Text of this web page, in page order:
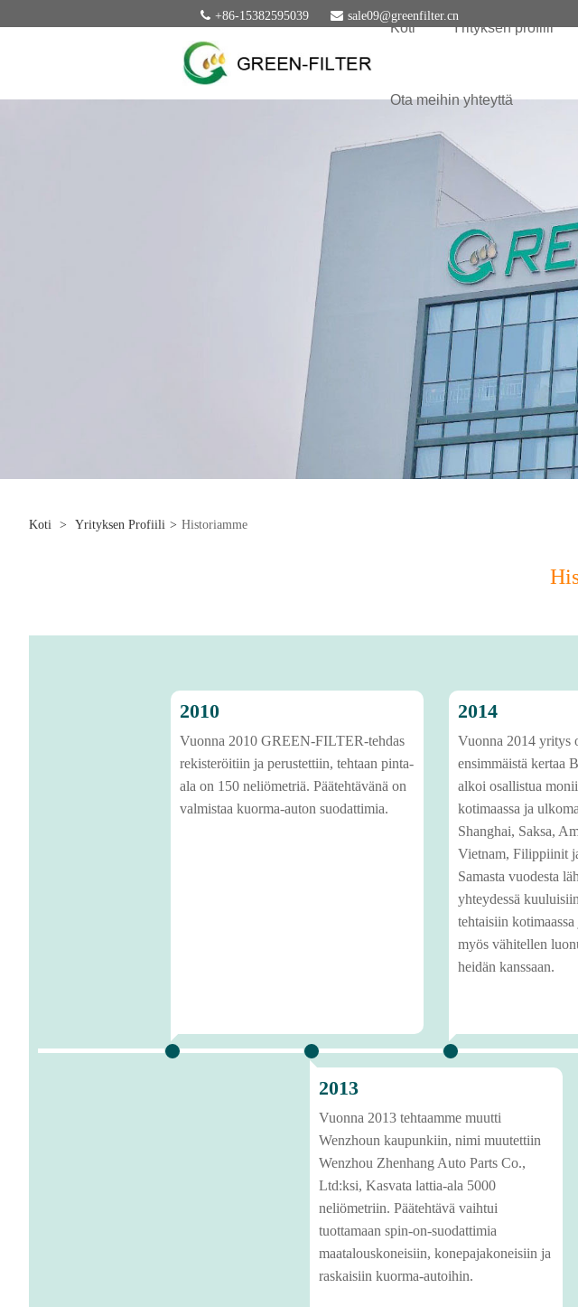
+86-15382595039 sale09@greenfilter.cn
Koti Yrityksen profiili
Ota meihin yhteyttä
Koti > Yrityksen Profiili > Historiamme
2010
Vuonna 2010 GREEN-FILTER-tehdas
rekisteröitiin ja perustettiin, tehtaan pinta-
ala on 150 neliömetriä. Päätehtävänä on
valmistaa kuorma-auton suodattimia.
2013
Vuonna 2013 tehtaamme muutti
Wenzhoun kaupunkiin, nimi muutettiin
Wenzhou Zhenhang Auto Parts Co.,
Ltd:ksi, Kasvata lattia-ala 5000
neliömetriin. Päätehtävä vaihtui
tuottamaan spin-on-suodattimia
maatalouskoneisiin, konepajakoneisiin ja
raskaisiin kuorma-autoihin.
2014
Vuonna 2014 yritys
ensimmäistä kertaa
alkoi osallistua
kotimaassa ja
Shanghai, Saksa,
Vietnam, Filippiinit
Samasta vuodesta
yhteydessä
tehtaisiin
myös vähitellen
heidän kanssaan.